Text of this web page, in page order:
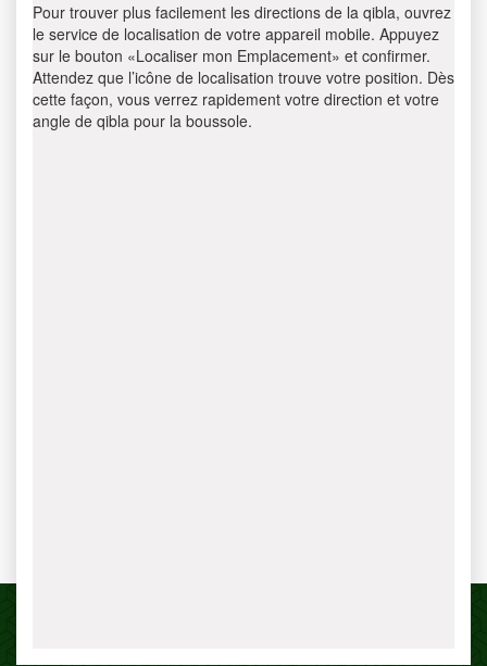
Pour trouver plus facilement les directions de la qibla, ouvrez
le service de localisation de votre appareil mobile. Appuyez
sur le bouton «Localiser mon Emplacement» et confirmer.
Attendez que l’icône de localisation trouve votre position. Dès
cette façon, vous verrez rapidement votre direction et votre
angle de qibla pour la boussole.